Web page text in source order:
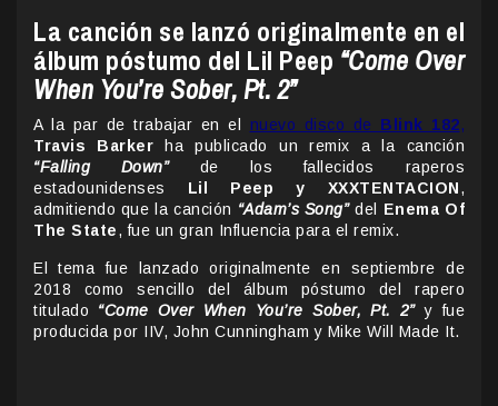
La canción se lanzó originalmente en el
álbum póstumo del Lil Peep “Come Over
When You’re Sober, Pt. 2”
A la par de trabajar en el nuevo disco de Blink 182,
Travis Barker ha publicado un remix a la canción
“Falling Down”de los fallecidos raperos
estadounidenses Lil Peep y XXXTENTACION,
admitiendo que la canción “Adam’s Song”del Enema Of
The State, fue un gran Influencia para el remix.
El tema fue lanzado originalmente en septiembre de
2018 como sencillo del álbum póstumo del rapero
titulado “Come Over When You’re Sober, Pt. 2”y fue
producida por IIV, John Cunningham y Mike Will Made It.